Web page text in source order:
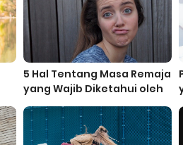
5 Hal Tentang Masa Remaja
yang Wajib Diketahui oleh
Orang Tua